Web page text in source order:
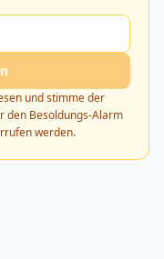
und stimme der
den Besoldungs-Alarm
werden.